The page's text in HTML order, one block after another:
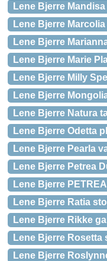
Lene Bjerre
Lene Bjerre
Lene Bjerre
Lene Bjerre Marie
Lene Bjerre Milly
Lene Bjerre
Lene Bjerre Natura
Lene Bjerre Odetta
Lene Bjerre Pearla
Lene Bjerre Petrea
Lene Bjerre
Lene Bjerre Ratia
Lene Bjerre Rikke
Lene Bjerre Rosetta
Lene Bjerre